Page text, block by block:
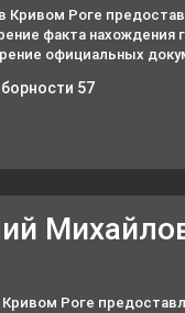
Кривом Роге
факта нахождения
официальных
и пр.
57
Роге